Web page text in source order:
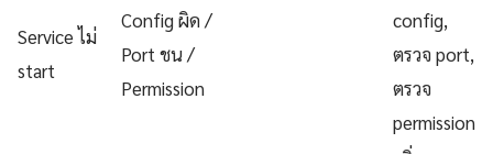
Service ไม่
start
Config ผิด /
Port ชน /
Permission
config,
ตรวจ port,
ตรวจ
permission